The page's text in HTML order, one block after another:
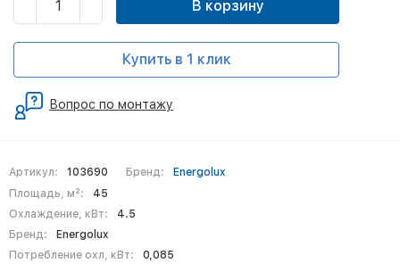
Артикул: 103690 Бренд:
Energolux
Площадь, м²:
45
Охлаждение, кВт:
4.5
Бренд:
Energolux
Потребление охл, кВт:
0,085
В корзину
Купить в 1 клик
Вопрос по монтажу